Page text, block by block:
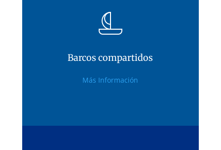
Barcos compartidos
Más Información
Barcos compartidos
Consultar condiciones